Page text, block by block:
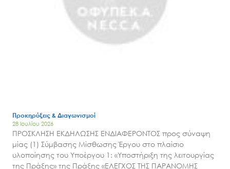
Προκηρύξεις & Διαγωνισμοί
28 Ιουλίου 2026
ΠΡΟΣΚΛΗΣΗ ΕΚΔΗΛΩΣΗΣ ΕΝΔΙΑΦΕΡΟΝΤΟΣ προς σύναψη
μίας (1) Σύμβασης Μίσθωσης Έργου στο πλαίσιο
υλοποίησης του Υποέργου 1: «Υποστήριξη της λειτουργίας
της Πράξης» της Πράξης «ΕΛΕΓΧΟΣ ΤΗΣ ΠΑΡΑΝΟΜΗΣ